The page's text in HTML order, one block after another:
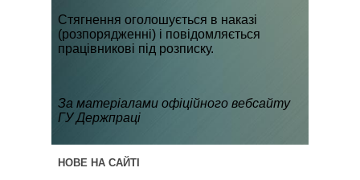
Стягнення оголошується в наказі
(розпорядженні) і повідомляється
працівникові під розписку.
За матеріалами офіційного вебсайту
ГУ Держпраці
НОВЕ НА САЙТІ